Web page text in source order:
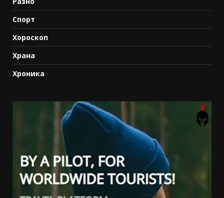
Спорт
Хороскоп
Храна
Хроника